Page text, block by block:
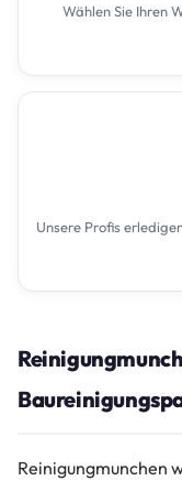
Wählen Sie Ihren
Unsere Profis
Reinigungmunchen